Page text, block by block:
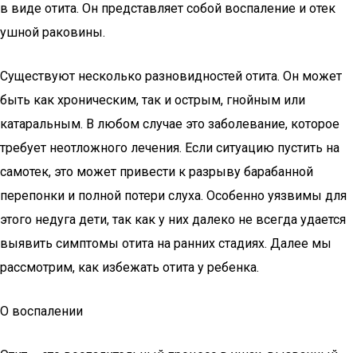
в виде отита. Он представляет собой воспаление и отек
ушной раковины.
Существуют несколько разновидностей отита. Он может
быть как хроническим, так и острым, гнойным или
катаральным. В любом случае это заболевание, которое
требует неотложного лечения. Если ситуацию пустить на
самотек, это может привести к разрыву барабанной
перепонки и полной потери слуха. Особенно уязвимы для
этого недуга дети, так как у них далеко не всегда удается
выявить симптомы отита на ранних стадиях. Далее мы
рассмотрим, как избежать отита у ребенка.
О воспалении